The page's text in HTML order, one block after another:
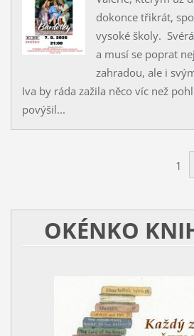
dokonce třikrát,
vysoké školy.
a musí se poprat
zahradou, ale i
Iva by ráda zažila něco víc než
povýšil...
1
OKÉNKO